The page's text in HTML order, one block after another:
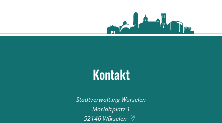
Kontakt
Stadtverwaltung Würselen
Morlaixplatz 1
52146 Würselen